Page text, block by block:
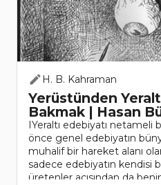
H. B. Kahraman
Yerüstünden
Bakmak | Hasan
IYeraltı edebiyatı netameli
önce genel edebiyatın
muhalif bir hareket alanı
sadece edebiyatın kendisi
üretenler açısından da